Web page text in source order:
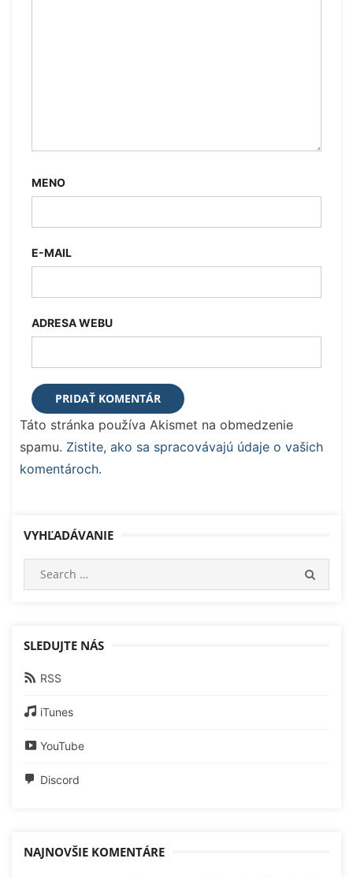
MENO
E-MAIL
ADRESA WEBU
Táto stránka používa Akismet na obmedzenie
spamu. Zistite, ako sa spracovávajú údaje o vašich
komentároch.
VYHĽADÁVANIE
SLEDUJTE NÁS
RSS
iTunes
YouTube
Discord
NAJNOVŠIE KOMENTÁRE